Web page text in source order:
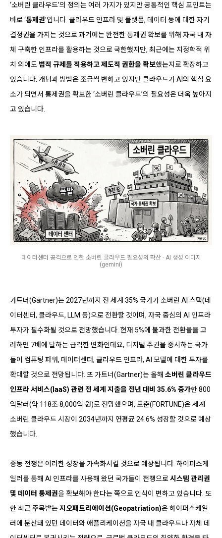
‘소버린 클라우드’의 정의는 여러 가지가 있지만 공통적인 핵심 포인트는
바로 ‘통제권’입니다. 클라우드 인프라 및 플랫폼, 데이터 등에 대한 자기
결정권을 가지는 것으로 과거에는 완전한 통제권 확보를 위해 자국 내 자
체 구축한 인프라를 활용하는 것으로 국한했지만, 최근에는 지정학적 위
치 외에도 법적 규제를 적용하고 제도적 권한을 확보했는지로 확장하고
있습니다. 개념과 방법은 조금씩 변하고 있지만 클라우드가 AI의 핵심 요
소가 되면서 통제권을 확보한 ‘소버린 클라우드’의 필요성은 더욱 높아지
고 있습니다.
데이터센터 공격으로 인한 소버린 클라우드 필요성의 확산 - AI 생성 이미지
(gemini)
가트너(Gartner)는 2027년까지 전 세계 35% 국가가 소버린 AI 스택(데
이터센터, 클라우드, LLM 등)으로 전환할 것이며, 자국 중심의 AI 인프라
투자가 필수화될 것으로 전망했습니다. 현재 5%에 불과한 전환율을 고
려하면 7배에 달하는 급격한 변화인데요, 디지털 주권을 중시하는 국가
들이 컴퓨팅 파워, 데이터센터, 클라우드 인프라, AI 모델에 대한 투자를
확대할 것으로 전망됩니다. 또 가트너(Gartner)는 올해 소버린 클라우드
인프라 서비스(IaaS) 관련 전 세계 지출을 전년 대비 35.6% 증가한 800
억달러(약 118조 8,000억 원)로 전망했으며, 포춘(FORTUNE)은 세계
소버린 클라우드 시장이 2034년까지 연평균 24.6% 성장할 것으로 예상
했습니다.
중동 전쟁은 이러한 성장을 가속화시킬 것으로 예상됩니다. 하이퍼스케
일러를 통해 AI 인프라를 사용해 왔던 국가들이 전쟁으로시스템 관리권
및 데이터 통제권을 확보해야 한다는 쪽으로 인식이 변하고 있습니다. 또
한 최근 주목받는지오패트리에이션(Geopatriation)은 하이퍼스케일
러에 분산돼 있던 데이터와 애플리케이션을 자국 내 클라우드나 자체 데